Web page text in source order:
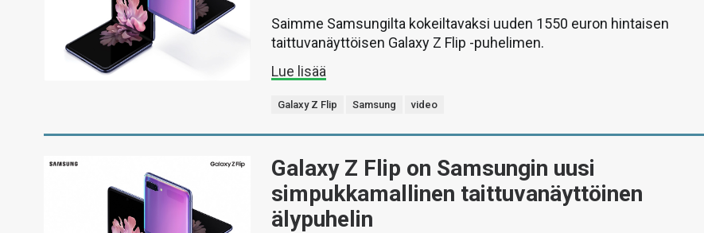
Saimme Samsungilta kokeiltavaksi uuden 1550 euron hintaisen
taittuvanäyttöisen Galaxy Z Flip -puhelimen.
Lue lisää
Galaxy Z Flip Samsung video
Galaxy Z Flip on Samsungin uusi
simpukkamallinen taittuvanäyttöinen
älypuhelin